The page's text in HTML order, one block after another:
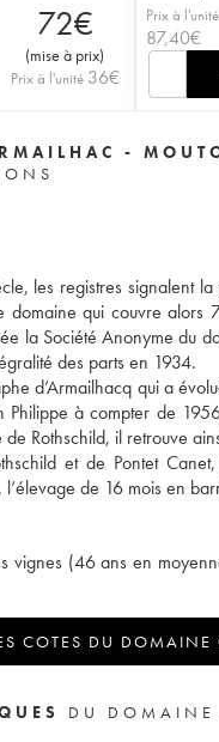
72€
(mise à prix)
Prix à l'unité 36€
Prix à l'unité
87,40€
-
les registres signalent
qui couvre alors
la Société Anonyme du
des parts en 1934.
d’Armailhacq qui a
Philippe à compter de
Rothschild, il retrouve
et de Pontet
de 16 mois en
vignes (46 ans en
COTES DU
DU DOMAINE